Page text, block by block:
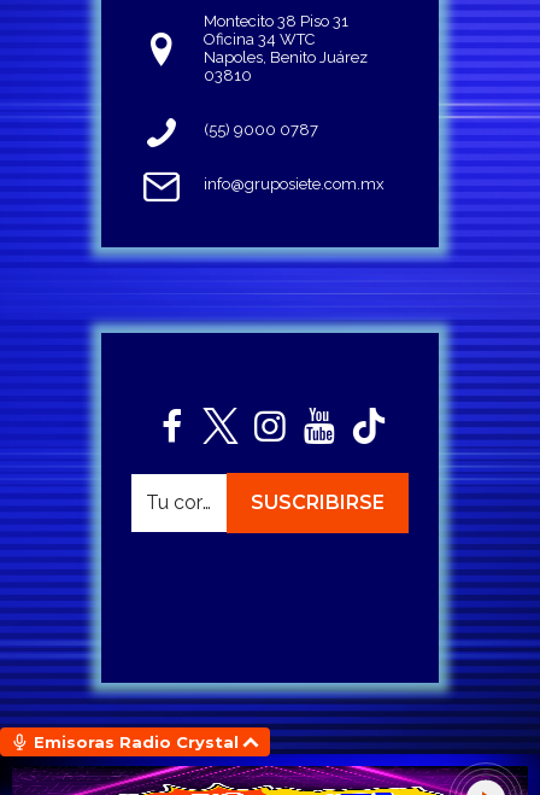
Montecito 38 Piso 31
Oficina 34 WTC
Napoles, Benito Juárez
03810
(55) 9000 0787
info@gruposiete.com.mx
Emisoras Radio Crystal